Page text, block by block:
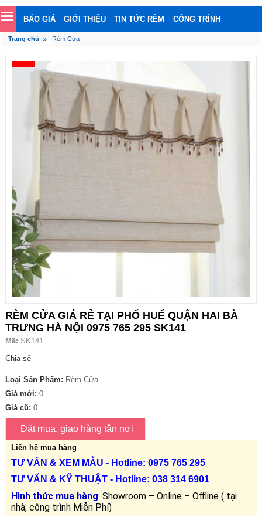
BÁO GIÁ GIỚI THIỆU TIN TỨC RÈM CÔNG TRÌNH
Trang chủ Rèm Cửa
RÈM CỬA GIÁ RẺ TẠI PHỐ HUẾ QUẬN HAI BÀ
TRƯNG HÀ NỘI 0975 765 295 SK141
Mã: SK141
Chia sẻ
Loại Sản Phẩm: Rèm Cửa
Giá mới: 0
Giá cũ: 0
Liên hệ mua hàng
TƯ VẤN & XEM MẪU - Hotline: 0975 765 295
TƯ VẤN & KỸ THUẬT- Hotline: 038 314 6901
Hình thức mua hàng: Showroom – Online – Offline ( tại
nhà, công trình Miễn Phí)